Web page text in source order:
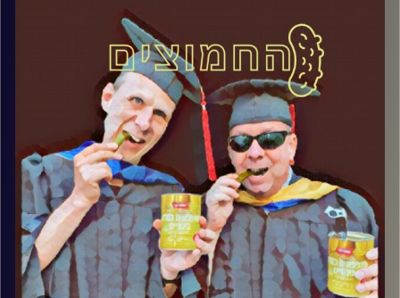
עם פרופסור בועז בן-דוד ופרופסור גלעד
הירשברגר
והפעם: שבוע לבחירות: האדישות – כרסום יסוד
הדמוקרטיה
קרדיט תמונות:AudioVersity